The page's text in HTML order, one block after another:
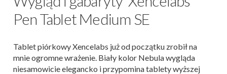
Pen Tablet Medium SE
Tablet piórkowy Xencelabs już od początku zrobił na
mnie ogromne wrażenie. Biały kolor Nebula wygląda
niesamowicie elegancko i przypomina tablety wyższej